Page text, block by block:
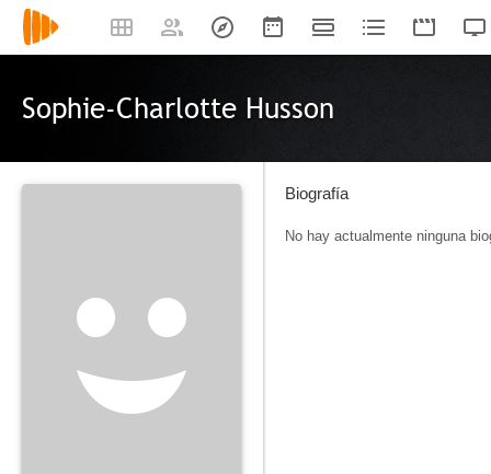
Sophie-Charlotte Husson
Biografía
No hay actualmente ninguna